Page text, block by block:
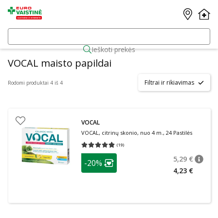
Ieškoti prekės
VOCAL maisto papildai
Rodomi produktai 4 iš 4 Filtrai ir rikiavimas
VOCAL
VOCAL, citrinų skonio, nuo 4 m., 24 Pastilės
(19)
Vidutinis įvertinimas 4.79
patarimas
Lojalumo klubo narių nuolaida
-20% 5,29 €
4,23 €